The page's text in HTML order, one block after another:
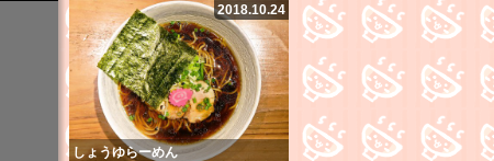
2018.10.24
しょうゆらーめん